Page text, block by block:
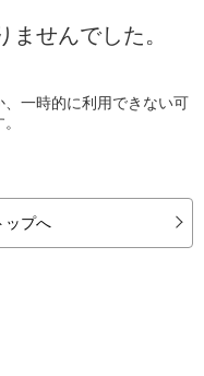
ませんでした。
一時的に利用できない可
ップへ